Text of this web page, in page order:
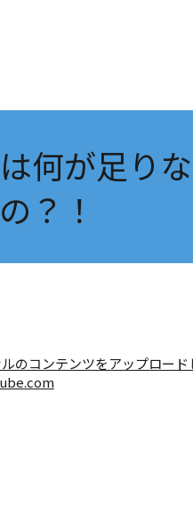
何が足りな
？！
のコンテンツをアップロード